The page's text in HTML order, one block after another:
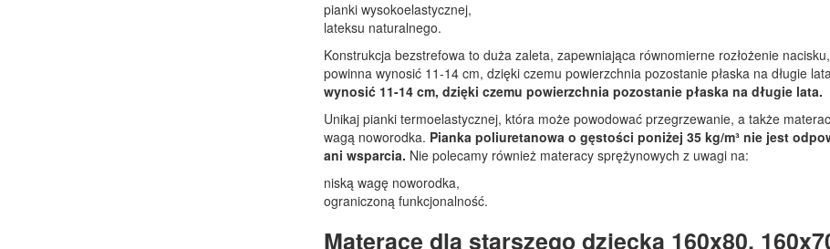
pianki wysokoelastycznej,
lateksu naturalnego.
Konstrukcja bezstrefowa to duża zaleta, zapewniająca równomierne rozłożenie
powinna wynosić 11-14 cm, dzięki czemu powierzchnia pozostanie płaska na długie
wynosić 11-14 cm, dzięki czemu powierzchnia pozostanie płaska na długie lata.
Unikaj pianki termoelastycznej, która może powodować przegrzewanie, a także
wagą noworodka. Pianka poliuretanowa o gęstości poniżej 35 kg/m³ nie jest
ani wsparcia. Nie polecamy również materacy sprężynowych z uwagi na:
niską wagę noworodka,
ograniczoną funkcjonalność.
Materace dla starszego dziecka 160x80,